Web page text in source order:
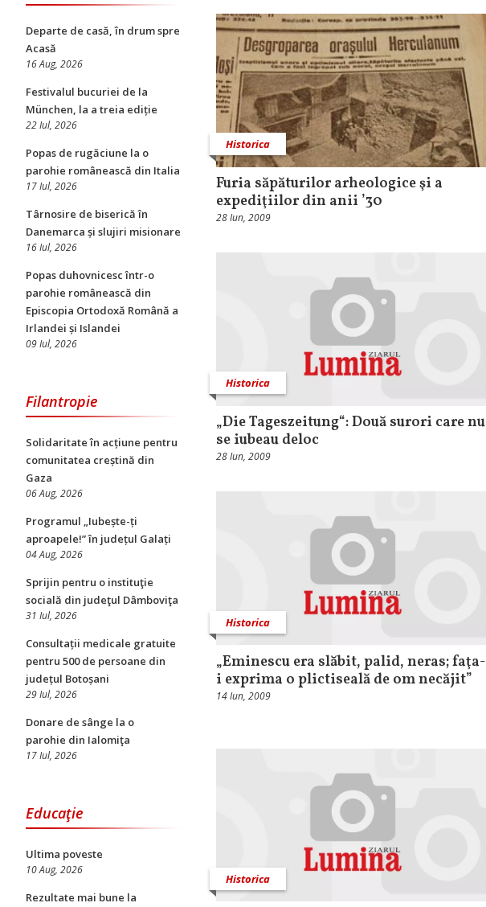
Departe de casă, în drum spre
Acasă
16 Aug, 2026
Festivalul bucuriei de la
München, la a treia ediție
22 Iul, 2026
Popas de rugăciune la o
parohie românească din Italia
17 Iul, 2026
Târnosire de biserică în
Danemarca și slujiri misionare
16 Iul, 2026
Popas duhovnicesc într-o
parohie românească din
Episcopia Ortodoxă Română a
Irlandei și Islandei
09 Iul, 2026
Filantropie
Solidaritate în acțiune pentru
comunitatea creștină din
Gaza
06 Aug, 2026
Programul „Iubește-ți
aproapele!” în județul Galați
04 Aug, 2026
Sprijin pentru o instituţie
socială din judeţul Dâmboviţa
31 Iul, 2026
Consultații medicale gratuite
pentru 500 de persoane din
județul Botoșani
29 Iul, 2026
Donare de sânge la o
parohie din Ialomiţa
17 Iul, 2026
Educaţie
Ultima poveste
10 Aug, 2026
Rezultate mai bune la
Historica
Furia săpăturilor arheologice şi a
expediţiilor din anii ’30
28 Iun, 2009
Historica
„Die Tageszeitung“: Două surori care nu
se iubeau deloc
28 Iun, 2009
Historica
„Eminescu era slăbit, palid, neras; faţa-
i exprima o plictiseală de om necăjit”
14 Iun, 2009
Historica